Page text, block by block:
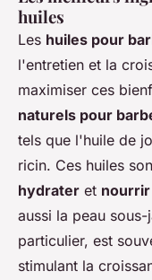
huiles
Les huiles pour
l'entretien et la
maximiser ces
naturels pour
tels que l'huile de
ricin. Ces huiles
hydrater et nourrir
aussi la peau
particulier, est
stimulant la